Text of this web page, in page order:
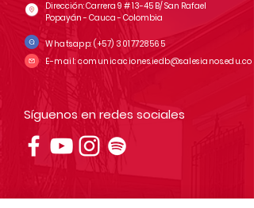
Dirección: Carrera 9 # 13-45 B/ San Rafael
Popayán - Cauca - Colombia
Whatsapp: (+57) 3017728565
E-mail: comunicaciones.iedb@salesianos.edu.co
Síguenos en redes sociales